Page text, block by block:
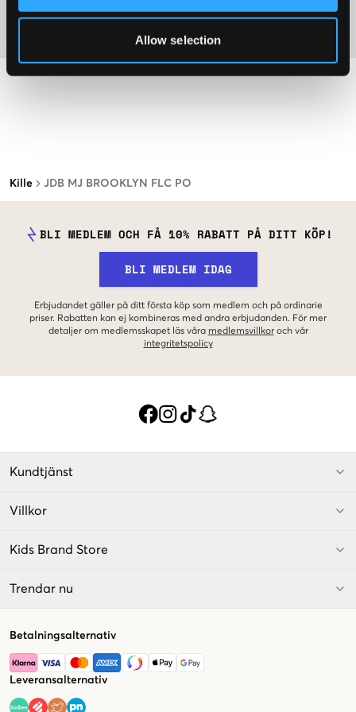
Allow selection
Kille JDB MJ BROOKLYN FLC PO
BLI MEDLEM OCH FÅ 10% RABATT PÅ DITT KÖP!
BLI MEDLEM IDAG
Erbjudandet gäller på ditt första köp som medlem och på ordinarie
priser. Rabatten kan ej kombineras med andra erbjudanden. För mer
detaljer om medlemsskapet läs våra medlemsvillkor och vår
integritetspolicy
Kundtjänst
Villkor
Kids Brand Store
Trendar nu
Betalningsalternativ
Leveransalternativ